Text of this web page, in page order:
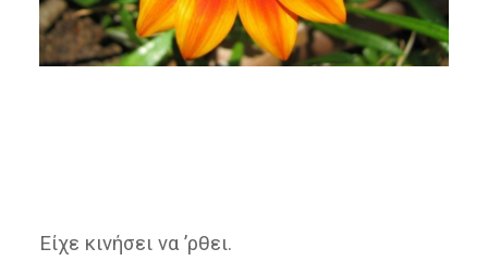
Είχε κινήσει να ’ρθει.